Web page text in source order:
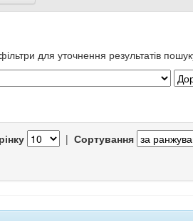
для уточнення результатів
| Сортування